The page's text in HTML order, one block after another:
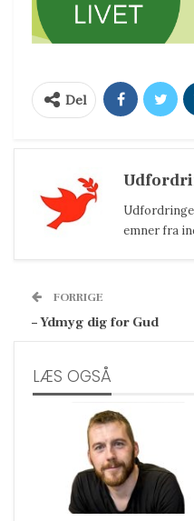
Del
emner fra
FORRIGE
– Ydmyg dig for Gud
LÆS OGSÅ